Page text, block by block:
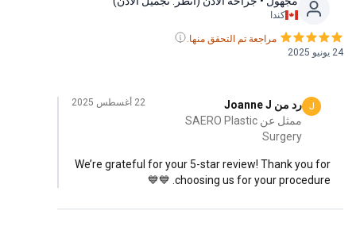
كندا
مراجعة تم التحقق منها.
رد من Joanne J
ممثل عن SAERO Plastic
Surgery
We’re grateful for your 5-star review! Thank you
choosing us for your procedure.